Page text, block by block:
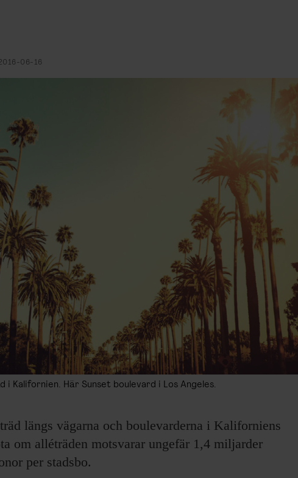
F&F
06-16
Kalifornien. Här Sunset boulevard i Los Angeles.
längs vägarna och boulevarderna i Kaliforniens
om alléträden motsvarar ungefär 1,4 miljarder
per stadsbo.